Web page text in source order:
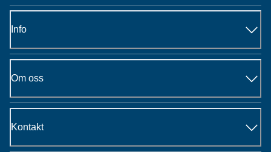
Info
Om oss
Kontakt